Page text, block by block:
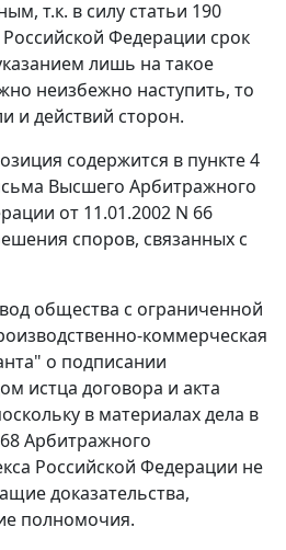
т.к. в силу статьи 190
Российской Федерации срок
лишь на такое
неизбежно наступить, то
и действий сторон.
содержится в пункте 4
Высшего Арбитражного
от 11.01.2002 N 66
споров, связанных с
общества с ограниченной
коммерческая
о подписании
истца договора и акта
в материалах дела в
68Арбитражного
Российской Федерации не
доказательства,
полномочия.